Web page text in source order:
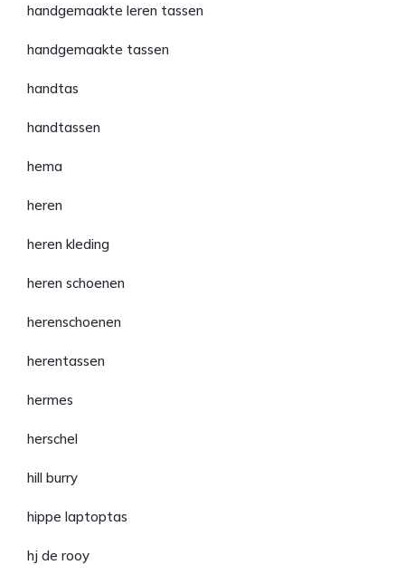
handgemaakte leren tassen
handgemaakte tassen
handtas
handtassen
hema
heren
heren kleding
heren schoenen
herenschoenen
herentassen
hermes
herschel
hill burry
hippe laptoptas
hj de rooy